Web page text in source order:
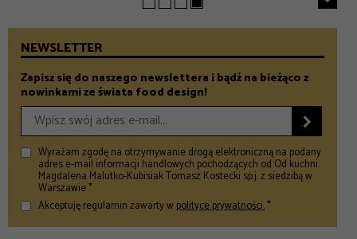
NEWSLETTER
Zapisz się do naszego newslettera i bądź na bieżąco z
nowinkami ze świata food design!

Wyrażam zgodę na otrzymywanie drogą elektroniczną na podany
adres e-mail informacji handlowych pochodzących od Od kuchni
Magdalena Malutko-Kubisiak Tomasz Kostecki sp.j. z siedzibą w
Warszawie *
Akceptuję regulamin zawarty wpolityce prywatności.*